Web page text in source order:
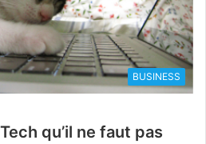
BUSINESS
qu’il ne faut pas